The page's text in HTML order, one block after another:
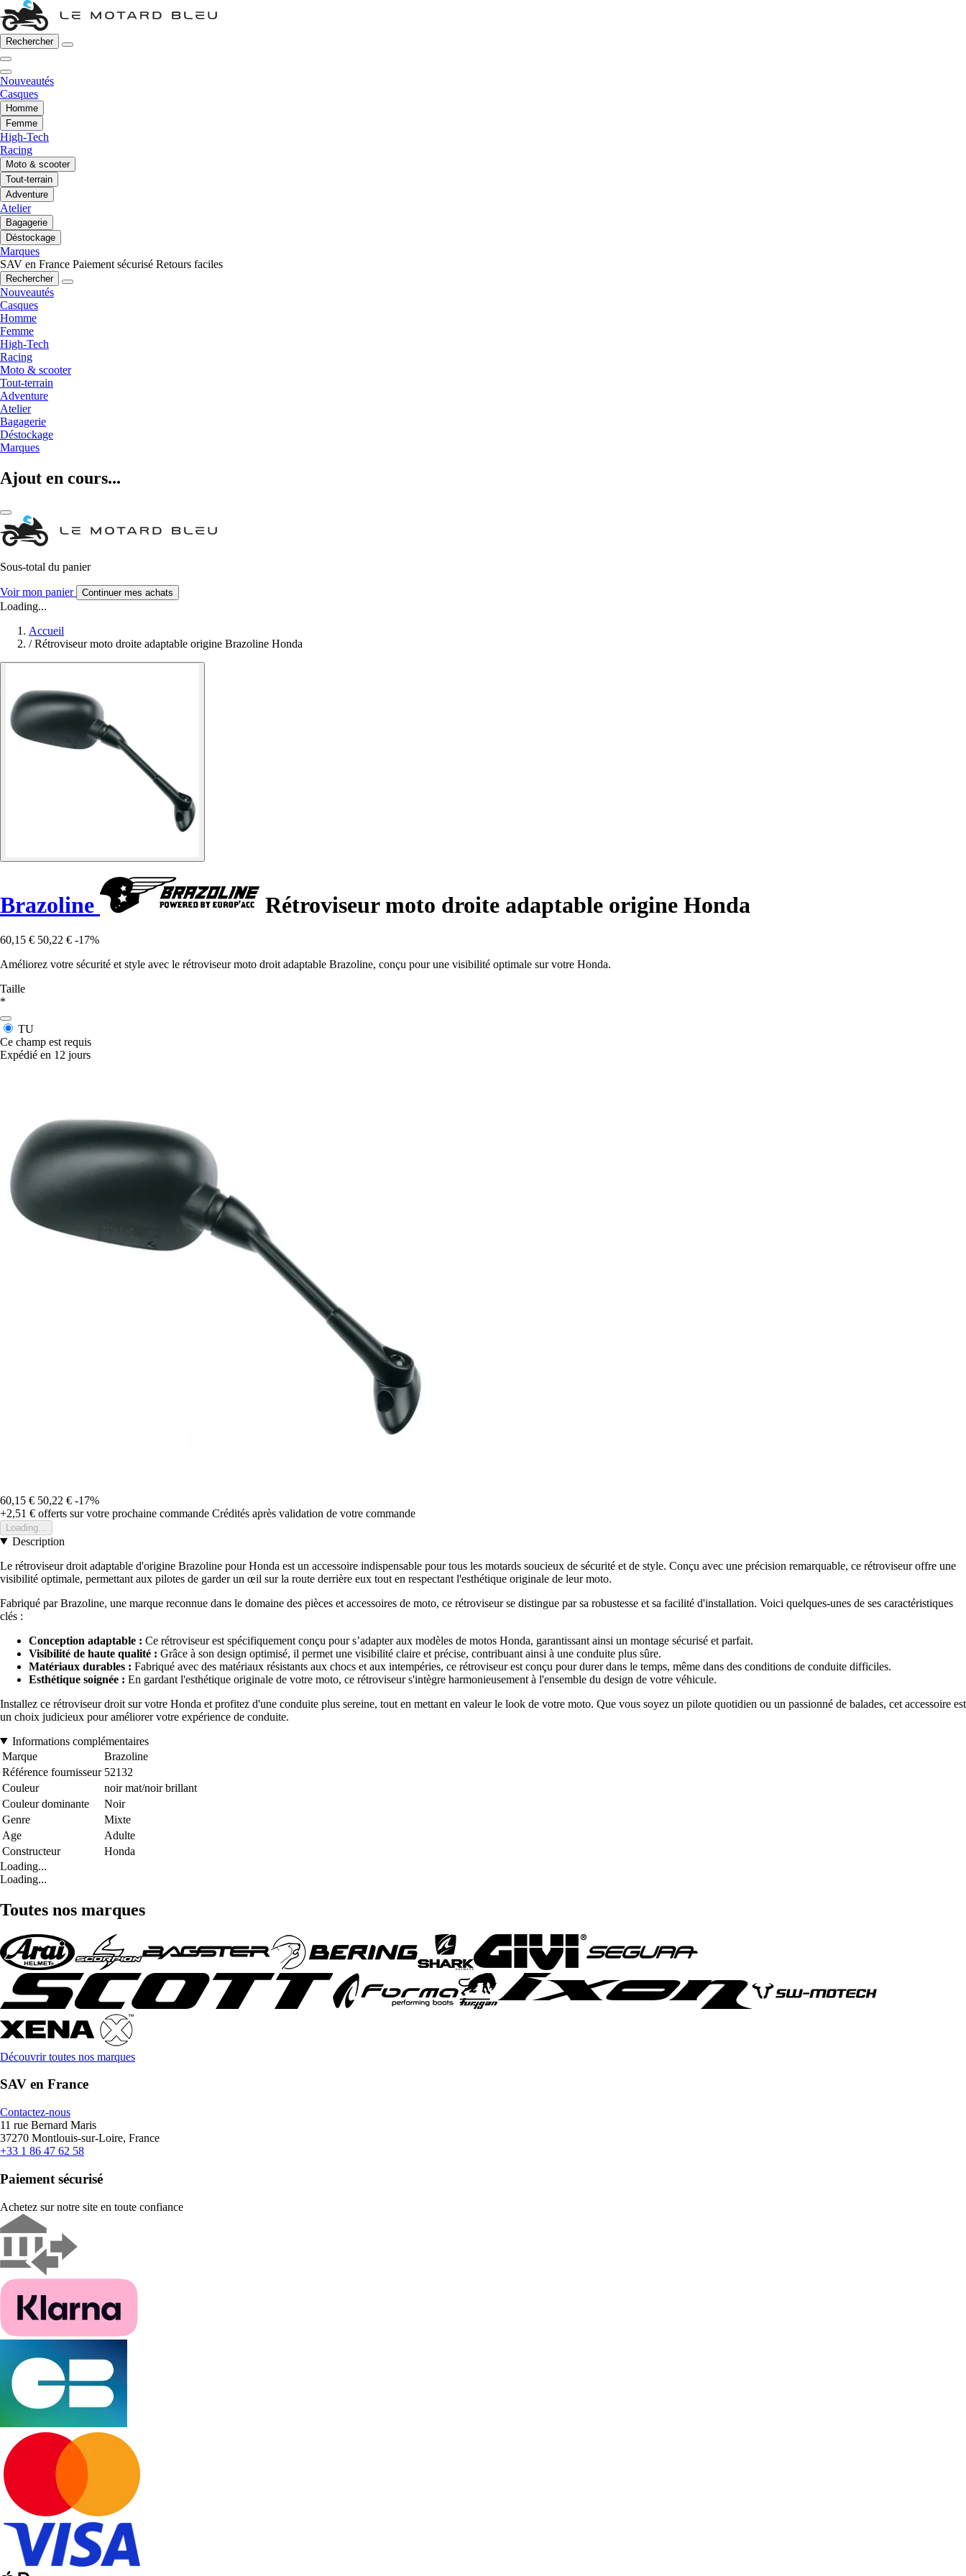
Rechercher
Nouveautés
Casques
Homme
Femme
High-Tech
Racing
Moto & scooter
Tout-terrain
Adventure
Atelier
Bagagerie
Déstockage
Marques
SAV en France Paiement sécurisé Retours faciles
Rechercher
Nouveautés
Casques
Homme
Femme
High-Tech
Racing
Moto & scooter
Tout-terrain
Adventure
Atelier
Bagagerie
Déstockage
Marques
Ajout en cours...
Sous-total du panier
Voir mon panier Continuer mes achats
Loading...
Accueil
/ Rétroviseur moto droite adaptable origine Brazoline Honda
Brazoline Rétroviseur moto droite adaptable origine Honda
60,15 € 50,22 € -17%
Améliorez votre sécurité et style avec le rétroviseur moto droit adaptable Brazoline, conçu pour une visibilité optimale sur votre Honda.
Taille
*
TU
Ce champ est requis
Expédié en 12 jours
60,15 € 50,22 € -17%
+2,51 € offerts sur votre prochaine commande Crédités après validation de votre commande
Loading...
Description
Le rétroviseur droit adaptable d'origine Brazoline pour Honda est un accessoire indispensable pour tous les motards soucieux de sécurité et de style. Conçu avec une précision remarquable, ce rétroviseur offre une
visibilité optimale, permettant aux pilotes de garder un œil sur la route derrière eux tout en respectant l'esthétique originale de leur moto.
Fabriqué par Brazoline, une marque reconnue dans le domaine des pièces et accessoires de moto, ce rétroviseur se distingue par sa robustesse et sa facilité d'installation. Voici quelques-unes de ses caractéristiques
clés :
Conception adaptable : Ce rétroviseur est spécifiquement conçu pour s’adapter aux modèles de motos Honda, garantissant ainsi un montage sécurisé et parfait.
Visibilité de haute qualité : Grâce à son design optimisé, il permet une visibilité claire et précise, contribuant ainsi à une conduite plus sûre.
Matériaux durables : Fabriqué avec des matériaux résistants aux chocs et aux intempéries, ce rétroviseur est conçu pour durer dans le temps, même dans des conditions de conduite difficiles.
Esthétique soignée : En gardant l'esthétique originale de votre moto, ce rétroviseur s'intègre harmonieusement à l'ensemble du design de votre véhicule.
Installez ce rétroviseur droit sur votre Honda et profitez d'une conduite plus sereine, tout en mettant en valeur le look de votre moto. Que vous soyez un pilote quotidien ou un passionné de balades, cet accessoire est
un choix judicieux pour améliorer votre expérience de conduite.
Informations complémentaires
Marque
Brazoline
Référence fournisseur 52132
Couleur
noir mat/noir brillant
Couleur dominante
Noir
Genre
Mixte
Age
Adulte
Constructeur
Honda
Loading...
Loading...
Toutes nos marques
Découvrir toutes nos marques
SAV en France
Contactez-nous
11 rue Bernard Maris
37270 Montlouis-sur-Loire, France
+33 1 86 47 62 58
Paiement sécurisé
Achetez sur notre site en toute confiance